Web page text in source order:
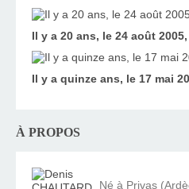
Il y a 20 ans, le 24 août
Il y a quinze ans, le 17 mai
À PROPOS
Né à Privas